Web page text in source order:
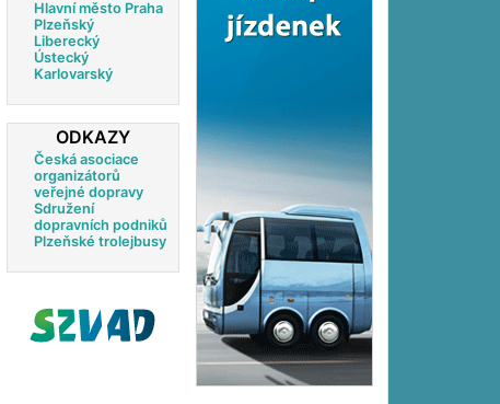
Hlavní město Praha
Plzeňský
Liberecký
Ústecký
Karlovarský
ODKAZY
Česká asociace
organizátorů
veřejné dopravy
Sdružení
dopravních podniků
Plzeňské trolejbusy